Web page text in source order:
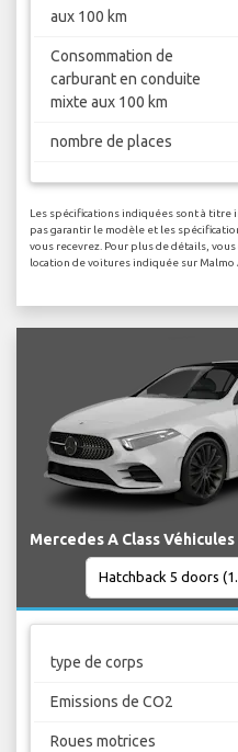
aux 100 km
Consommation de
carburant en conduite
mixte aux 100 km
nombre de places
Les spécifications indiquées sont à
pas garantir le modèle et les
vous recevrez. Pour plus de détails,
location de voitures indiquée sur Malmo
Mercedes A Class
type de corps
Emissions de CO2
Roues motrices